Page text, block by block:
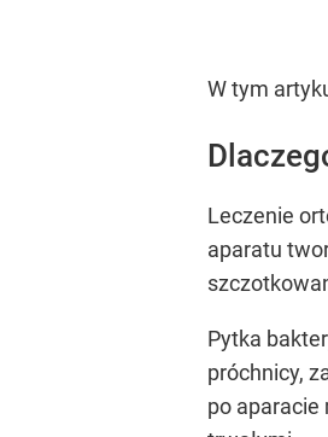
W tym
Leczenie
aparatu
Pytka
próchnicy,
po aparacie